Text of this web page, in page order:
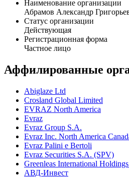
Наименование организации
Абрамов Александр
Статус организации
Действующая
Регистрационная форма
Частное лицо
Аффилированные
Abiglaze Ltd
Crosland Global Limited
EVRAZ North America
Evraz
Evraz Group S.A.
Evraz Inc. North America
Evraz Palini e Bertoli
Evraz Securities S.A. (SPV)
Greenleas International
АВД-Инвест